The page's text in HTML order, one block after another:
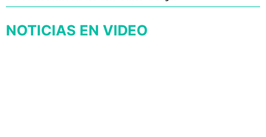
NOTICIAS EN VIDEO